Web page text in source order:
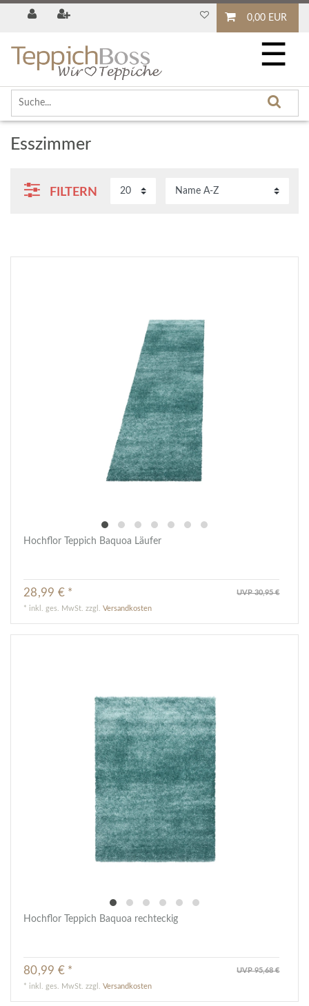
0,00 EUR
☰
Esszimmer
FILTERN
Hochflor Teppich Baquoa Läufer
UVP 30,95 €
28,99 € *
* inkl. ges. MwSt. zzgl.Versandkosten
Hochflor Teppich Baquoa rechteckig
UVP 95,68 €
80,99 € *
* inkl. ges. MwSt. zzgl.Versandkosten